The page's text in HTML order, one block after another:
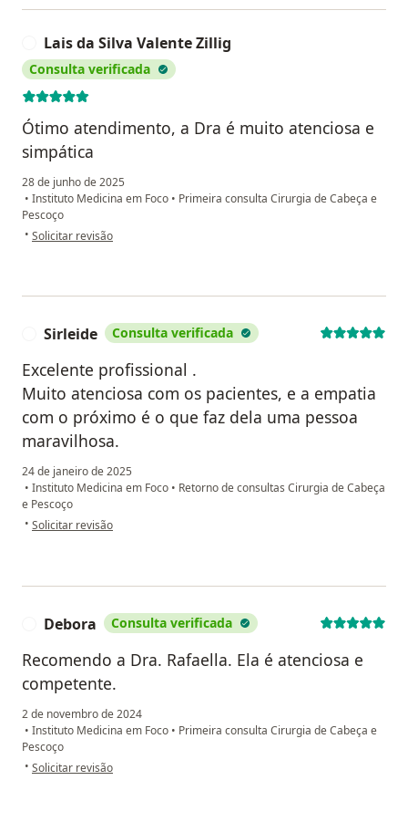
Lais da Silva Valente Zillig
Consulta verificada
Ótimo atendimento, a Dra é muito atenciosa e
simpática
28 de junho de 2025
• Instituto Medicina em Foco • Primeira consulta Cirurgia de Cabeça e
Pescoço
• na opinião do utilizador Lais da Silva Valente Zillig
Solicitar revisão
Sirleide Consulta verificada
Excelente profissional .
Muito atenciosa com os pacientes, e a empatia
com o próximo é o que faz dela uma pessoa
maravilhosa.
24 de janeiro de 2025
• Instituto Medicina em Foco • Retorno de consultas Cirurgia de Cabeça
e Pescoço
• na opinião do utilizador Sirleide
Solicitar revisão
Debora Consulta verificada
Recomendo a Dra. Rafaella. Ela é atenciosa e
competente.
2 de novembro de 2024
• Instituto Medicina em Foco • Primeira consulta Cirurgia de Cabeça e
Pescoço
• na opinião do utilizador Debora
Solicitar revisão